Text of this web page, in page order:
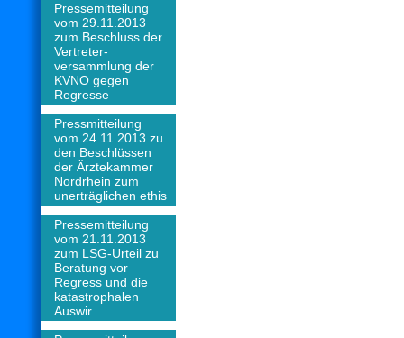
Pressemitteilung
vom 29.11.2013
zum Beschluss der
Vertreter-
versammlung der
KVNO gegen
Regresse
Pressmitteilung
vom 24.11.2013 zu
den Beschlüssen
der Ärztekammer
Nordrhein zum
unerträglichen ethis
Pressemitteilung
vom 21.11.2013
zum LSG-Urteil zu
Beratung vor
Regress und die
katastrophalen
Auswir